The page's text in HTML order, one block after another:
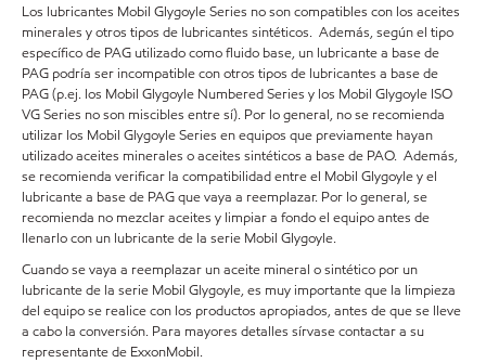
Los lubricantes Mobil Glygoyle Series no son compatibles con los aceites
minerales y otros tipos de lubricantes sintéticos. Además, según el tipo
específico de PAG utilizado como fluido base, un lubricante a base de
PAG podría ser incompatible con otros tipos de lubricantes a base de
PAG (p.ej. los Mobil Glygoyle Numbered Series y los Mobil Glygoyle ISO
VG Series no son miscibles entre sí). Por lo general, no se recomienda
utilizar los Mobil Glygoyle Series en equipos que previamente hayan
utilizado aceites minerales o aceites sintéticos a base de PAO. Además,
se recomienda verificar la compatibilidad entre el Mobil Glygoyle y el
lubricante a base de PAG que vaya a reemplazar. Por lo general, se
recomienda no mezclar aceites y limpiar a fondo el equipo antes de
llenarlo con un lubricante de la serie Mobil Glygoyle.
Cuando se vaya a reemplazar un aceite mineral o sintético por un
lubricante de la serie Mobil Glygoyle, es muy importante que la limpieza
del equipo se realice con los productos apropiados, antes de que se lleve
a cabo la conversión. Para mayores detalles sírvase contactar a su
representante de ExxonMobil.